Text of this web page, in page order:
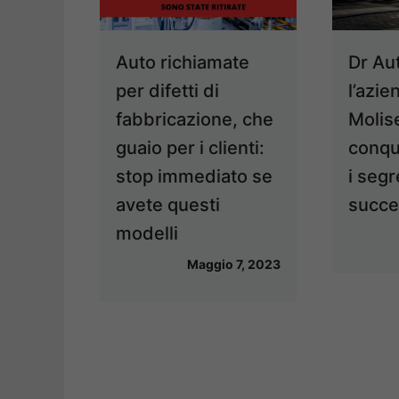
Auto richiamate
per difetti di
fabbricazione, che
guaio per i clienti:
stop immediato se
avete questi
modelli
Maggio 7, 2023
Dr
i